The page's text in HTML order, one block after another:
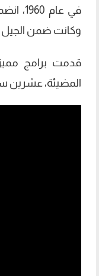
في عام
وكانت ضمن الجيل
قدمت برامج
المضيئة، عشرين